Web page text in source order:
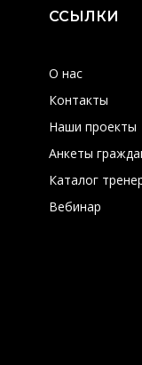
ССЫЛКИ
О нас
Контакты
Наши проекты
Анкеты
Каталог
Вебинар